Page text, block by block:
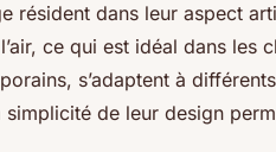
résident dans leur aspect
ce qui est idéal dans les
s’adaptent à
de leur design